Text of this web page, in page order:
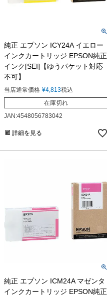
純正 エプソン ICY24A イエロー
インクカートリッジ EPSON純正
インク[SEI]【ゆうパケット対応
不可】
当店通常価格 ¥4,813税込
在庫切れ
JAN:4548056783042
詳細を見る
純正 エプソン ICM24A マゼンタ
インクカートリッジ EPSON純正